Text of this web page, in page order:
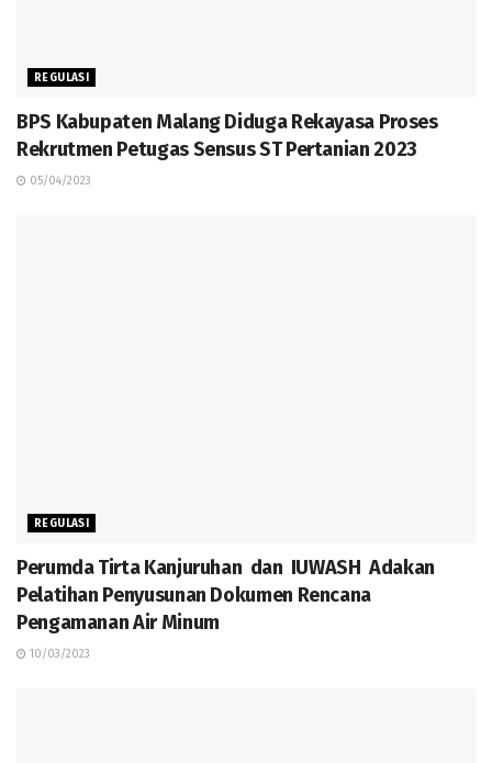
REGULASI
BPS Kabupaten Malang Diduga Rekayasa Proses
Rekrutmen Petugas Sensus ST Pertanian 2023
05/04/2023
REGULASI
Perumda Tirta Kanjuruhan dan IUWASH Adakan
Pelatihan Penyusunan Dokumen Rencana
Pengamanan Air Minum
10/03/2023